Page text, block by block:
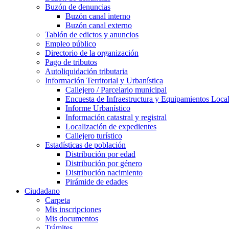
Buzón de denuncias
Buzón canal interno
Buzón canal externo
Tablón de edictos y anuncios
Empleo público
Directorio de la organización
Pago de tributos
Autoliquidación tributaria
Información Territorial y Urbanística
Callejero / Parcelario municipal
Encuesta de Infraestructura y Equipamientos
Informe Urbanístico
Información catastral y registral
Localización de expedientes
Callejero turístico
Estadísticas de población
Distribución por edad
Distribución por género
Distribución nacimiento
Pirámide de edades
Ciudadano
Carpeta
Mis inscripciones
Mis documentos